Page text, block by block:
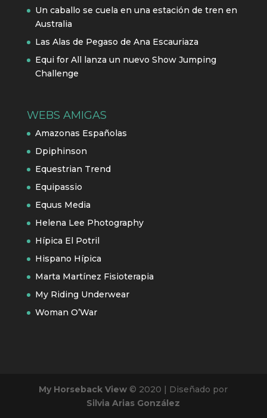
Un caballo se cuela en una estación de tren en
Australia
Las Alas de Pegaso de Ana Escauriaza
Equi for All lanza un nuevo Show Jumping
Challenge
WEBS AMIGAS
Amazonas Españolas
Dpiphinson
Equestrian Trend
Equipassio
Equus Media
Helena Lee Photography
Hípica El Potril
Hispano Hípica
Marta Martínez Fisioterapia
My Riding Underwear
Woman O’War
My Horseback View © 2020 | Diseñado por
Silvia Arias González